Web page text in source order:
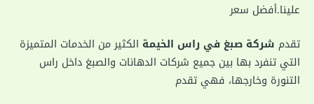
علينا.أفضل سعر
تقدم شركة صبغ في راس الخيمة الكثير من الخدمات المتميزة
التي تنفرد بها بين جميع شركات الدهانات والصبغ داخل راس
التنورة وخارجها، فهي تقدم